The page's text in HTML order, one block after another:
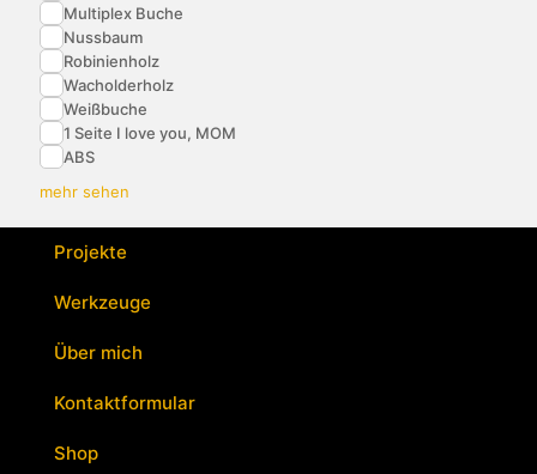
Multiplex Buche
Nussbaum
Robinienholz
Wacholderholz
Weißbuche
1 Seite I love you, MOM
ABS
mehr sehen
Projekte
Werkzeuge
Über mich
Kontaktformular
Shop